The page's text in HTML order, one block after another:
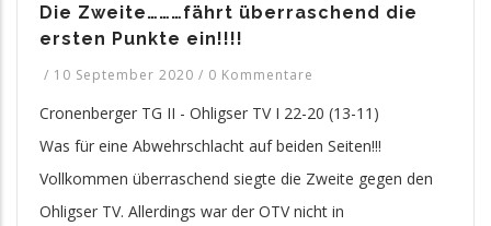
Die Zweite………fährt überraschend die
ersten Punkte ein!!!!
/ 10 September 2020 / 0 Kommentare
Cronenberger TG II - Ohligser TV I 22-20 (13-11)
Was für eine Abwehrschlacht auf beiden Seiten!!!
Vollkommen überraschend siegte die Zweite gegen den
Ohligser TV. Allerdings war der OTV nicht in